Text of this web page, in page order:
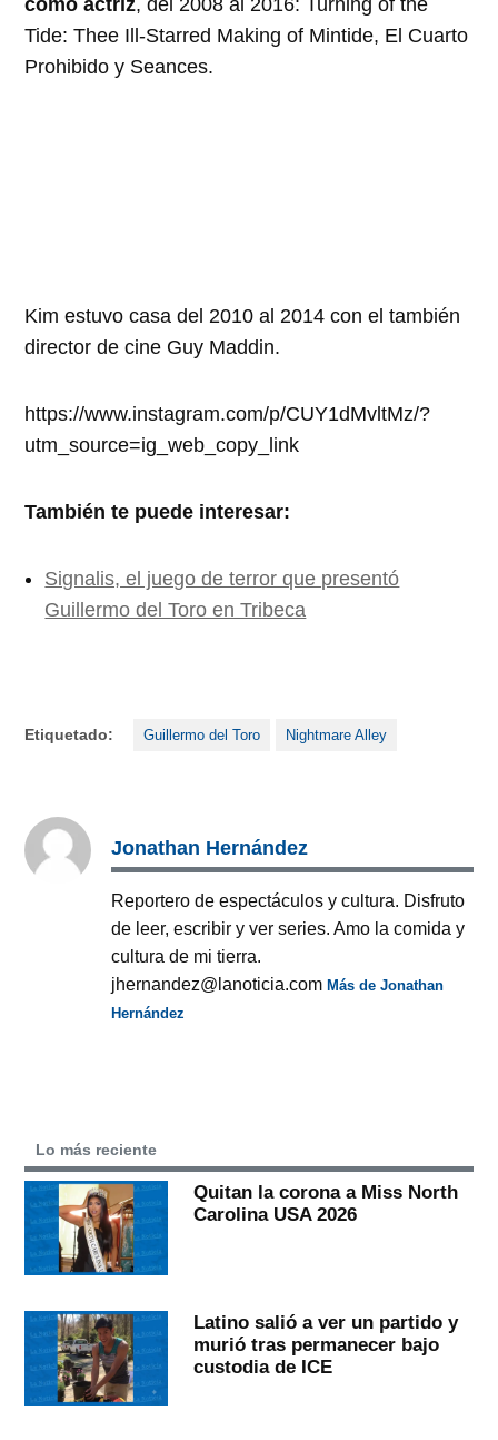
Tide: Thee Ill-Starred Making of Mintide, El Cuarto
Prohibido y Seances.
Kim estuvo casa del 2010 al 2014 con el también
director de cine Guy Maddin.
https://www.instagram.com/p/CUY1dMvltMz/?
utm_source=ig_web_copy_link
También te puede interesar:
Signalis, el juego de terror que presentó
Guillermo del Toro en Tribeca
Etiquetado: Guillermo del Toro Nightmare Alley
Jonathan Hernández
Reportero de espectáculos y cultura. Disfruto
de leer, escribir y ver series. Amo la comida y
cultura de mi tierra.
jhernandez@lanoticia.comMás de Jonathan
Hernández
Lo más reciente
Quitan la corona a Miss North
Carolina USA 2026
Latino salió a ver un partido y
murió tras permanecer bajo
custodia de ICE